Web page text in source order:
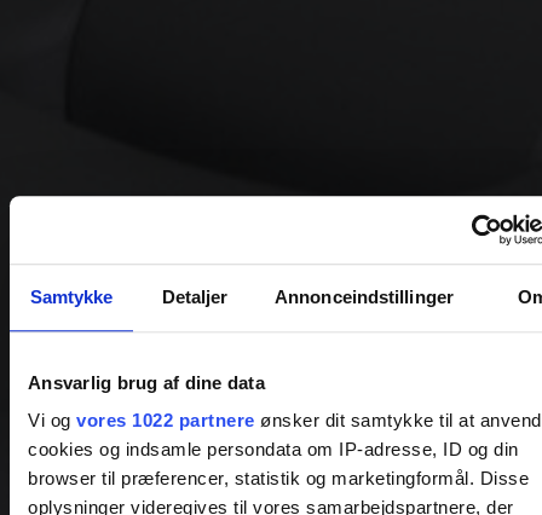
Samtykke Detaljer Annonceindstillinger
Ansvarlig brug af dine data
Vi og vores 1022 partnere ønsker dit samtykke til at
cookies og indsamle persondata om IP-adresse, ID og din
browser til præferencer, statistik og marketingformål. Disse
oplysninger videregives til vores samarbejdspartnere, der